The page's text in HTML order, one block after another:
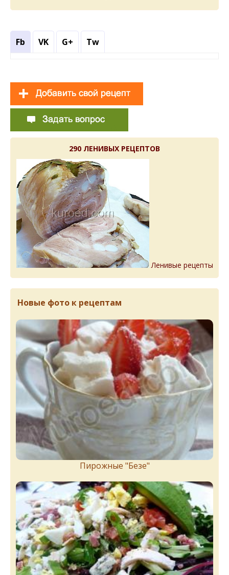
Fb VK G+ Tw
290 ЛЕНИВЫХ РЕЦЕПТОВ
Ленивые рецепты
Новые фото к рецептам
Пирожныe "Бeзe"